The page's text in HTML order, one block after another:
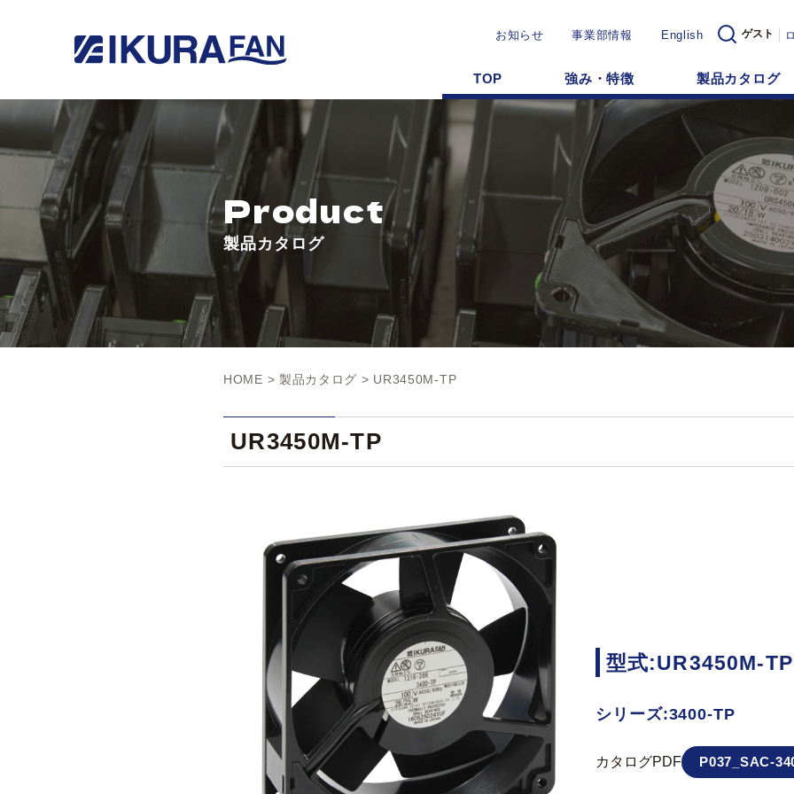
お知らせ 事業部情報 English ゲスト
TOP 強み・特徴 製品カタログ
Product
製品カタログ
HOME > 製品カタログ > UR3450M-TP
UR3450M-TP
型式:UR3450M-TP
シリーズ:3400-TP
カタログPDF P037_SAC-